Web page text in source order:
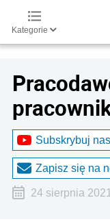
Kategorie
Subskrybuj
Zapisz się na
24 sierpnia